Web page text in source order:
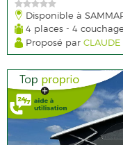
Disponible à
4 places - 4
Proposé parCLAUDE